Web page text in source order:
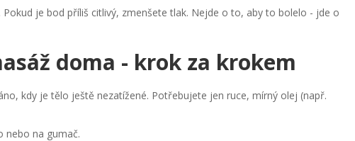
je bod příliš citlivý, zmenšete tlak. Nejde o to, aby to bolelo - jde o
doma - krok za krokem
kdy je tělo ještě nezatížené. Potřebujete jen ruce, mírný olej (např.
nebo na gumač.